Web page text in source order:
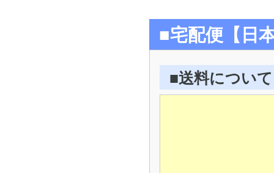
■宅配便【日
■送料について